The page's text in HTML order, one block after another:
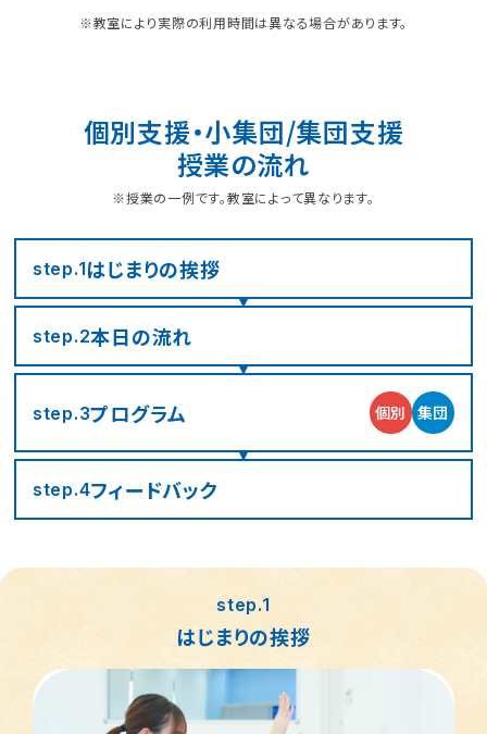
※教室により実際の利用時間は異なる場合があります。
個別支援・小集団/集団支援
授業の流れ
※授業の一例です。教室によって異なります。
step.1はじまりの挨拶
step.2本日の流れ
step.3プログラム 個別 集団
step.4フィードバック
step.1
はじまりの挨拶
LITALICOジュニア
つくば市
児童発達支援
LITALICOジュニア
さいたま市浦和区
LITALICOジュニア
船橋市
LITALICOジュニア
武蔵野市
LITALICOジュニア
川崎市川崎区
横浜市港北区
LITALICOジュニア
名古屋市名東区
名古屋市北区
LITALICOジュニア
静岡市駿河区
児童発達支援
LITALICOジュニア
四日市市
放課後等デイサービス
LITALICOジュニア
寝屋川市
大阪市住之江区
LITALICOジュニア
神戸市東灘区
神戸市垂水区
LITALICOジュニア
京都市下京区
京都市東山区
LITALICOジュニア
奈良市
北葛城郡王寺町
LITALICOジュニア
仙台市太白区
児童発達支援
LITALICOジュニア
広島市中区
児童発達支援
LITALICOジュニア
北九州市
福岡市城南区